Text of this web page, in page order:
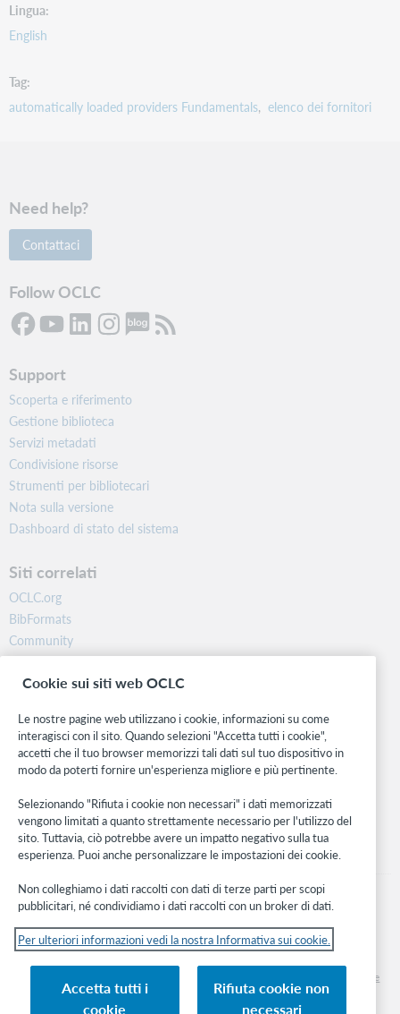
No
Ebook Central Engineering Selezionare
Abbonamento ebook Ebook Central Engineering
Engineering
No
Settimanale
Abbonamento ebook a Ebook Central Finance
pqebk.corpbfinance
No
Settimanale
Engineering
pqebk.corpfoodsci
No
Lingua
English
Tag
automatically loaded providers Fundamentals elenco dei fornitori
Need help?
Contattaci
Follow OCLC
Support
Scoperta e riferimento
Gestione biblioteca
Servizi metadati
Condivisione risorse
Strumenti per bibliotecari
Nota sulla versione
Dashboard di stato del sistema
Siti correlati
OCLC.org
BibFormats
Community
Ricerca
WebJunction
Stay in the know.
Ricevi gli ultimi aggiornamenti di prodotti, ricerche, eventi e molto
altro direttamente nella tua casella di posta.
Subscribe now
© 2026 OCLC
Marchi e/o marchi di servizio nazionali e internazionali di OCLC, Inc. e delle sue
Cookie sui siti web OCLC
Le nostre pagine web utilizzano i cookie, informazioni su come
interagisci con il sito. Quando selezioni "Accetta tutti i cookie",
accetti che il tuo browser memorizzi tali dati sul tuo dispositivo in
modo da poterti fornire un'esperienza migliore e più pertinente.
Selezionando "Rifiuta i cookie non necessari" i dati memorizzati
vengono limitati a quanto strettamente necessario per l'utilizzo del
sito. Tuttavia, ciò potrebbe avere un impatto negativo sulla tua
esperienza. Puoi anche personalizzare le impostazioni dei cookie.
Non colleghiamo i dati raccolti con dati di terze parti per scopi
pubblicitari, né condividiamo i dati raccolti con un broker di dati.
Per ulteriori informazioni vedi la nostra Informativa sui cookie.
Accetta tutti i
cookie
Rifiuta cookie non
necessari